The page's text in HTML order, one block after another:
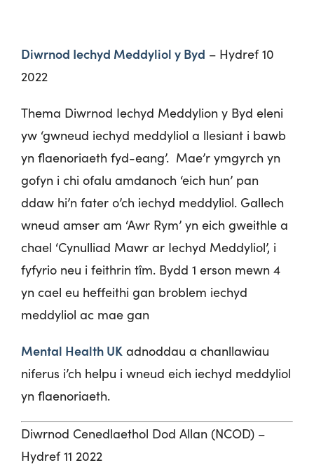
Diwrnod Iechyd Meddyliol y Byd – Hydref 10
2022
Thema Diwrnod Iechyd Meddylion y Byd eleni
yw ‘gwneud iechyd meddyliol a llesiant i bawb
yn flaenoriaeth fyd-eang’. Mae’r ymgyrch yn
gofyn i chi ofalu amdanoch ‘eich hun’ pan
ddaw hi’n fater o’ch iechyd meddyliol. Gallech
wneud amser am ‘Awr Rym’ yn eich gweithle a
chael ‘Cynulliad Mawr ar Iechyd Meddyliol’, i
fyfyrio neu i feithrin tîm. Bydd 1 erson mewn 4
yn cael eu heffeithi gan broblem iechyd
meddyliol ac mae gan
Mental Health UK adnoddau a chanllawiau
niferus i’ch helpu i wneud eich iechyd meddyliol
yn flaenoriaeth.
Diwrnod Cenedlaethol Dod Allan (NCOD) –
Hydref 11 2022